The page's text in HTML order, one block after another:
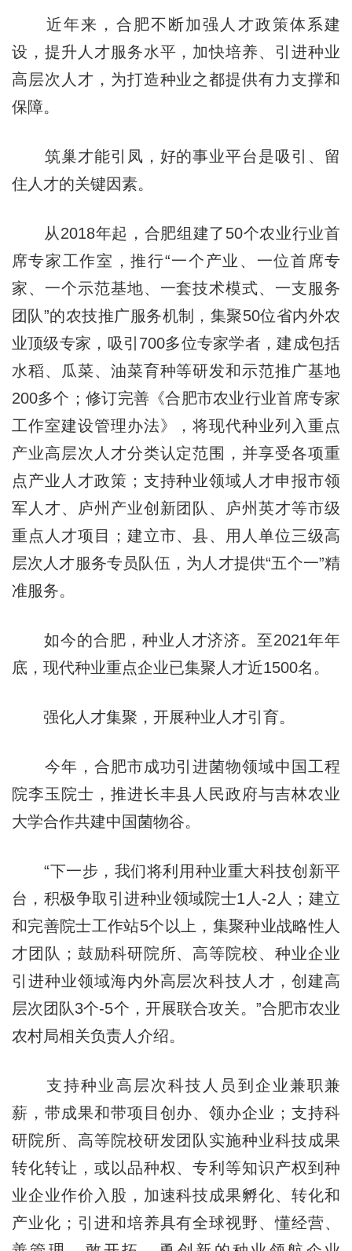
近年来，合肥不断加强人才政策体系建
设，提升人才服务水平，加快培养、引进种业
高层次人才，为打造种业之都提供有力支撑和
保障。
筑巢才能引凤，好的事业平台是吸引、留
住人才的关键因素。
从2018年起，合肥组建了50个农业行业首
席专家工作室，推行“一个产业、一位首席专
家、一个示范基地、一套技术模式、一支服务
团队”的农技推广服务机制，集聚50位省内外农
业顶级专家，吸引700多位专家学者，建成包括
水稻、瓜菜、油菜育种等研发和示范推广基地
200多个；修订完善《合肥市农业行业首席专家
工作室建设管理办法》，将现代种业列入重点
产业高层次人才分类认定范围，并享受各项重
点产业人才政策；支持种业领域人才申报市领
军人才、庐州产业创新团队、庐州英才等市级
重点人才项目；建立市、县、用人单位三级高
层次人才服务专员队伍，为人才提供“五个一”精
准服务。
如今的合肥，种业人才济济。至2021年年
底，现代种业重点企业已集聚人才近1500名。
强化人才集聚，开展种业人才引育。
今年，合肥市成功引进菌物领域中国工程
院李玉院士，推进长丰县人民政府与吉林农业
大学合作共建中国菌物谷。
“下一步，我们将利用种业重大科技创新平
台，积极争取引进种业领域院士1人-2人；建立
和完善院士工作站5个以上，集聚种业战略性人
才团队；鼓励科研院所、高等院校、种业企业
引进种业领域海内外高层次科技人才，创建高
层次团队3个-5个，开展联合攻关。”合肥市农业
农村局相关负责人介绍。
支持种业高层次科技人员到企业兼职兼
薪，带成果和带项目创办、领办企业；支持科
研院所、高等院校研发团队实施种业科技成果
转化转让，或以品种权、专利等知识产权到种
业企业作价入股，加速科技成果孵化、转化和
产业化；引进和培养具有全球视野、懂经营、